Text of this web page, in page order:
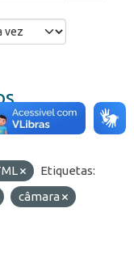
Etiquetas:
câmara